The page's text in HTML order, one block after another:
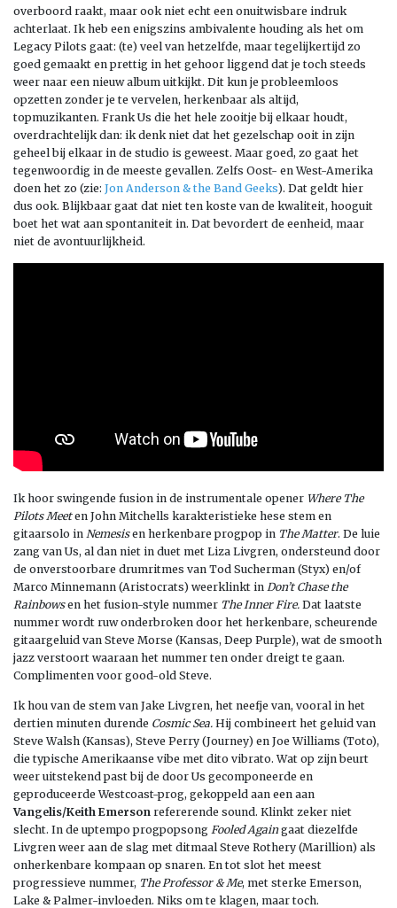
overboord raakt, maar ook niet echt een onuitwisbare indruk
achterlaat. Ik heb een enigszins ambivalente houding als het om
Legacy Pilots gaat: (te) veel van hetzelfde, maar tegelijkertijd zo
goed gemaakt en prettig in het gehoor liggend dat je toch steeds
weer naar een nieuw album uitkijkt. Dit kun je probleemloos
opzetten zonder je te vervelen, herkenbaar als altijd,
topmuzikanten. Frank Us die het hele zooitje bij elkaar houdt,
overdrachtelijk dan: ik denk niet dat het gezelschap ooit in zijn
geheel bij elkaar in de studio is geweest. Maar goed, zo gaat het
tegenwoordig in de meeste gevallen. Zelfs Oost- en West-Amerika
doen het zo (zie: Jon Anderson & the Band Geeks). Dat geldt hier
dus ook. Blijkbaar gaat dat niet ten koste van de kwaliteit, hooguit
boet het wat aan spontaniteit in. Dat bevordert de eenheid, maar
niet de avontuurlijkheid.
Ik hoor swingende fusion in de instrumentale opener Where The
Pilots Meeten John Mitchells karakteristieke hese stem en
gitaarsolo in Nemesisen herkenbare progpop in The Matter. De luie
zang van Us, al dan niet in duet met Liza Livgren, ondersteund door
de onverstoorbare drumritmes van Tod Sucherman (Styx) en/of
Marco Minnemann (Aristocrats) weerklinkt in Don’t Chase the
Rainbowsen het fusion-style nummer The Inner Fire. Dat laatste
nummer wordt ruw onderbroken door het herkenbare, scheurende
gitaargeluid van Steve Morse (Kansas, Deep Purple), wat de smooth
jazz verstoort waaraan het nummer ten onder dreigt te gaan.
Complimenten voor good-old Steve.
Ik hou van de stem van Jake Livgren, het neefje van, vooral in het
dertien minuten durende Cosmic Sea. Hij combineert het geluid van
Steve Walsh (Kansas), Steve Perry (Journey) en Joe Williams (Toto),
die typische Amerikaanse vibe met dito vibrato. Wat op zijn beurt
weer uitstekend past bij de door Us gecomponeerde en
geproduceerde Westcoast-prog, gekoppeld aan een aan
Vangelis/Keith Emerson refererende sound. Klinkt zeker niet
slecht. In de uptempo progpopsong Fooled Againgaat diezelfde
Livgren weer aan de slag met ditmaal Steve Rothery (Marillion) als
onherkenbare kompaan op snaren. En tot slot het meest
progressieve nummer, The Professor & Me, met sterke Emerson,
Lake & Palmer-invloeden. Niks om te klagen, maar toch.